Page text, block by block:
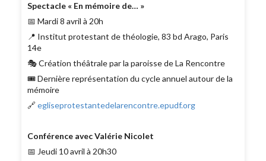
Spectacle « En mémoire de… »
📅 Mardi 8 avril à 20h
📍 Institut protestant de théologie, 83 bd Arago, Paris
14e
🎭 Création théâtrale par la paroisse de La Rencontre
🎟️ Dernière représentation du cycle annuel autour de la
mémoire
🔗 egliseprotestantedelarencontre.epudf.org
Conférence avec Valérie Nicolet
📅 Jeudi 10 avril à 20h30